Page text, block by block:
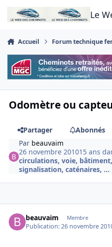
Aller au contenu
Le
Accueil Forum technique
Odomètre ou
Partager
Abonnés
Par beauvaim
26 novembre 201015 ans
circulations, voie,
signalisation, caténaires, ...
beauvaim Membre
Publication:26 novembre